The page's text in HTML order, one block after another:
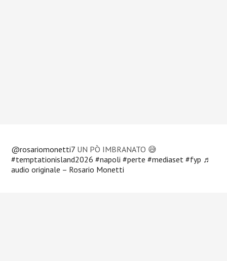
@rosariomonetti7 UN PÒ IMBRANATO 😅
#temptationisland2026 #napoli #perte #mediaset #fyp ♬
audio originale – Rosario Monetti